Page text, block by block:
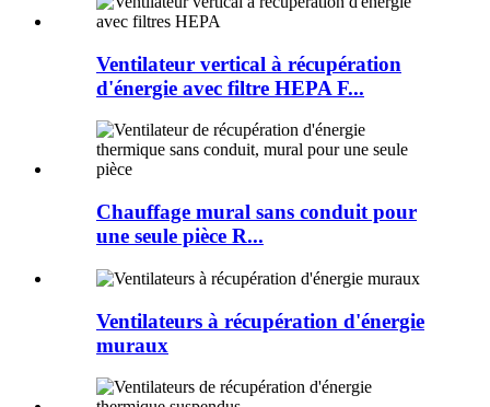
Ventilateur vertical à récupération
d'énergie avec filtre HEPA F...
Chauffage mural sans conduit pour
une seule pièce R...
Ventilateurs à récupération d'énergie
muraux